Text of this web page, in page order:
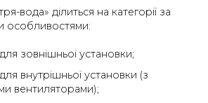
вода» ділиться на категорії за
особливостями:
зовнішньої установки;
внутрішньої установки (з
вентиляторами);